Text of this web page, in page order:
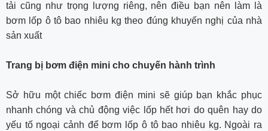
tải cũng như trọng lượng riêng, nên điều bạn nên làm là
bơm lốp ô tô bao nhiêu kg theo đúng khuyến nghị của nhà
sản xuất
Trang bị bơm điện mini cho chuyến hành trình
Sở hữu một chiếc bơm điện mini sẽ giúp bạn khắc phục
nhanh chóng và chủ động việc lốp hết hơi do quên hay do
yếu tố ngoại cảnh để bơm lốp ô tô bao nhiêu kg. Ngoài ra